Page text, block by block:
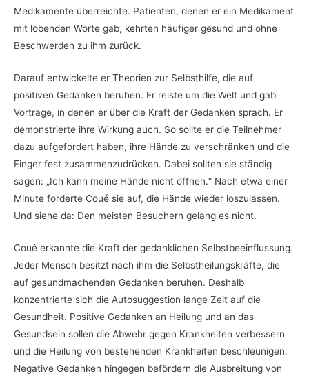
Medikamente überreichte. Patienten, denen er ein Medikament
mit lobenden Worte gab, kehrten häufiger gesund und ohne
Beschwerden zu ihm zurück.
Darauf entwickelte er Theorien zur Selbsthilfe, die auf
positiven Gedanken beruhen. Er reiste um die Welt und gab
Vorträge, in denen er über die Kraft der Gedanken sprach. Er
demonstrierte ihre Wirkung auch. So sollte er die Teilnehmer
dazu aufgefordert haben, ihre Hände zu verschränken und die
Finger fest zusammenzudrücken. Dabei sollten sie ständig
sagen: „Ich kann meine Hände nicht öffnen.“ Nach etwa einer
Minute forderte Coué sie auf, die Hände wieder loszulassen.
Und siehe da: Den meisten Besuchern gelang es nicht.
Coué erkannte die Kraft der gedanklichen Selbstbeeinflussung.
Jeder Mensch besitzt nach ihm die Selbstheilungskräfte, die
auf gesundmachenden Gedanken beruhen. Deshalb
konzentrierte sich die Autosuggestion lange Zeit auf die
Gesundheit. Positive Gedanken an Heilung und an das
Gesundsein sollen die Abwehr gegen Krankheiten verbessern
und die Heilung von bestehenden Krankheiten beschleunigen.
Negative Gedanken hingegen befördern die Ausbreitung von